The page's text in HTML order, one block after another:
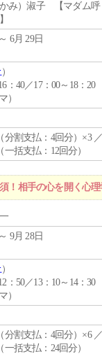
み）淑子 【マダム呼
6月 29日
）
：40／17：00～18：20
）
分割支払：4回分）×3
一括支払：12回分）
！相手の心を開く心理
9月 28日
）
：50／13：10～14：30
）
分割支払：4回分）×6
一括支払：24回分）